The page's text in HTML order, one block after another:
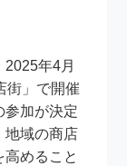
年4月
街」で開催
参加が決定
地域の商店
めること